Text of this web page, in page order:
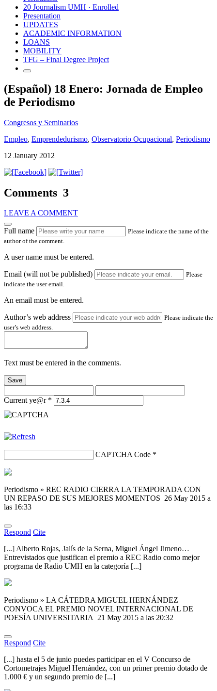
20 Journalism UMH · Enrolled
Presentation
UPDATES
ACADEMIC INFORMATION
LOANS
MOBILITY
TFG – Final Degree Project
(Español) 18 Enero: Jornada de Empleo
de Periodismo
Congresos y Seminarios
Empleo, Emprendedurismo, Observatorio Ocupacional, Periodismo
12 January 2012
Comments 3
LEAVE A COMMENT
Full name
Please indicate the name of the
author of the comment.
A user name must be entered.
Email (will not be published)
Please
indicate the user email.
An email must be entered.
Author’s web address
Please indicate the
user’s web address.
Text must be entered in the comments.
Save
Current ye@r *
CAPTCHA Code *
Periodismo » REC RADIO CIERRA LA TEMPORADA CON
UN REPASO DE SUS MEJORES MOMENTOS 26 May 2015 a
las 16:33
Respond Cite
[...] Alberto Rojas, Jalís de la Serna, Miguel Ángel Jimeno…
Entrevistados que justifican el premio a REC Radio como mejor
programa de Radio UMH en la categoría [...]
Periodismo » LA CÁTEDRA MIGUEL HERNÁNDEZ
CONVOCA EL PREMIO NOVEL INTERNACIONAL DE
POESÍA UNIVERSITARIA 21 May 2015 a las 20:32
Respond Cite
[...] hasta el 5 de junio puedes participar en el V Concurso de
Cortometrajes Miguel Hernández, con un primer premio dotado de
1.000 € y un segundo premio de [...]